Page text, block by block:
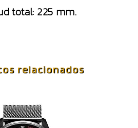
total: 225 mm.
relacionados